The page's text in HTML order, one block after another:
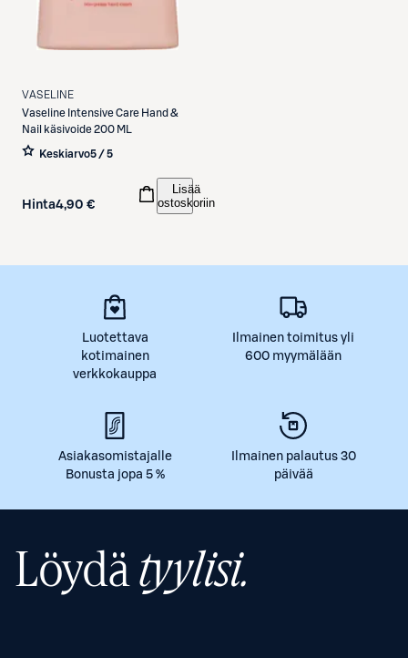
VASELINE
Vaseline Intensive Care Hand &
Nail käsivoide 200 ML
Keskiarvo5 / 5
Hinta4,90 €
Lisää
ostoskoriin
Luotettava
kotimainen
verkkokauppa
Ilmainen toimitus yli
600 myymälään
Asiakasomistajalle
Bonusta jopa 5 %
Ilmainen palautus 30
päivää
Löydä tyylisi.